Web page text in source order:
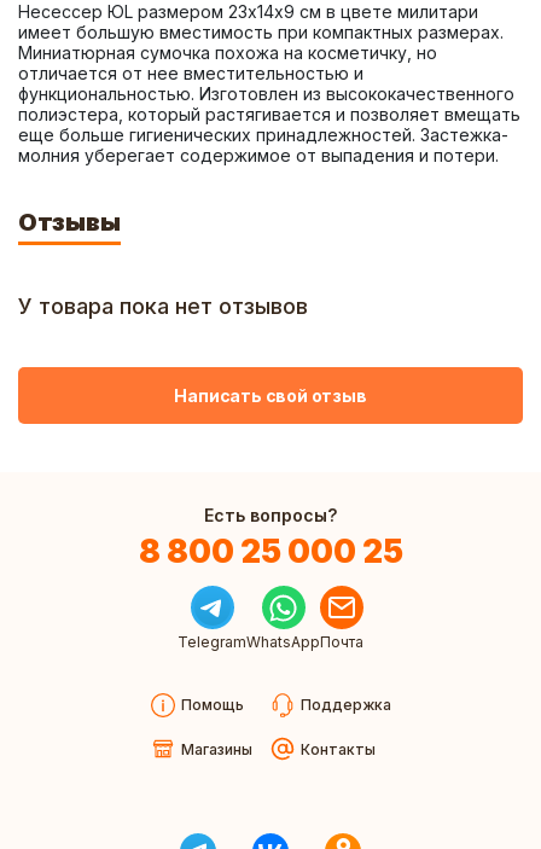
Несессер ЮL размером 23х14х9 см в цвете милитари
имеет большую вместимость при компактных размерах.
Миниатюрная сумочка похожа на косметичку, но
отличается от нее вместительностью и
функциональностью. Изготовлен из высококачественного
полиэстера, который растягивается и позволяет вмещать
еще больше гигиенических принадлежностей. Застежка-
молния уберегает содержимое от выпадения и потери.
Отзывы
У товара пока нет отзывов
Написать свой отзыв
Есть вопросы?
8 800 25 000 25
TelegramWhatsAppПочта
Помощь Поддержка
Магазины Контакты